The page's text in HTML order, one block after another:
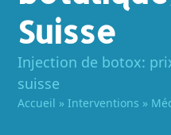
Suisse
Injection de botox:
suisse
Accueil »Interventions »